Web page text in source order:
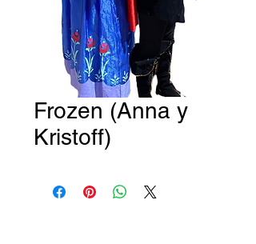
Frozen (Anna y
Kristoff)